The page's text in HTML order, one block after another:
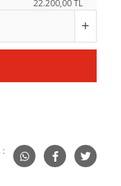
22.200,00 TL
: